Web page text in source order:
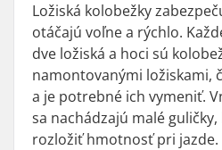
Ložiská kolobežky
otáčajú voľne a rýchlo.
dve ložiská a hoci sú
namontovanými ložiskami,
a je potrebné ich vymeniť.
sa nachádzajú malé
rozložiť hmotnosť pri jazde.